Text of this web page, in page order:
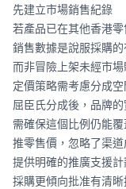
先建立市場銷售紀錄
若產品已在其他香港
銷售數據是說服採購
而非冒險上架未經市場
定價策略需考慮分成空
屈臣氏分成後，品牌
需確保這個比例仍能
推零售價，忽略了渠道
提供明確的推廣支援計
採購更傾向批准有清